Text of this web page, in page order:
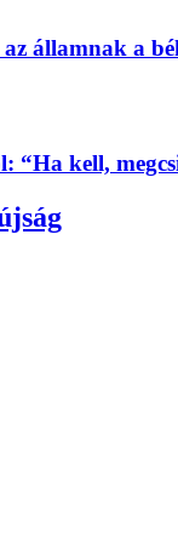
államnak a
“Ha kell,